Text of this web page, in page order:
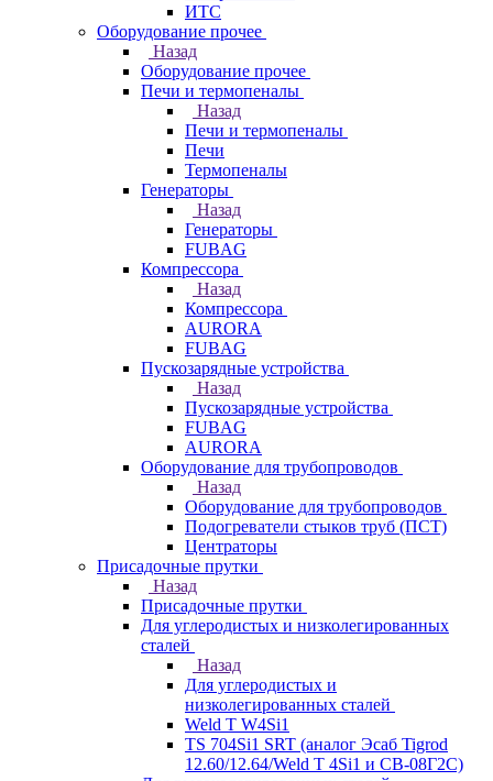
ИТС
Оборудование прочее
Назад
Оборудование прочее
Печи и термопеналы
Назад
Печи и термопеналы
Печи
Термопеналы
Генераторы
Назад
Генераторы
FUBAG
Компрессора
Назад
Компрессора
AURORA
FUBAG
Пускозарядные устройства
Назад
Пускозарядные устройства
FUBAG
AURORA
Оборудование для трубопроводов
Назад
Оборудование для трубопроводов
Подогреватели стыков труб (ПСТ)
Центраторы
Присадочные прутки
Назад
Присадочные прутки
Для углеродистых и низколегированных
сталей
Назад
Для углеродистых и
низколегированных сталей
Weld T W4Si1
TS 704Si1 SRT (аналог Эсаб Tigrod
12.60/12.64/Weld T 4Si1 и СВ-08Г2С)